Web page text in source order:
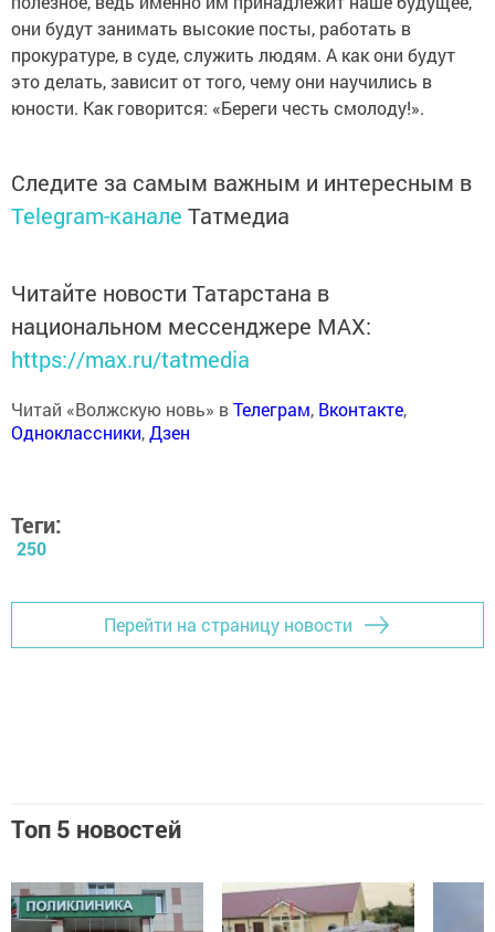
они будут занимать высокие посты, работать в
прокуратуре, в суде, служить людям. А как они будут
это делать, зависит от того, чему они научились в
юности. Как говорится: «Береги честь смолоду!».
Следите за самым важным и интересным в
Telegram-канале Татмедиа
Читайте новости Татарстана в
национальном мессенджере MАХ:
https://max.ru/tatmedia
Читай «Волжскую новь» вТелеграм, Вконтакте,
Одноклассники,Дзен
Теги:
250
Перейти на страницу новости
Топ 5 новостей